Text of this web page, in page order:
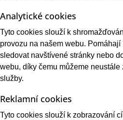
Analytické cookies
Tyto cookies slouží k
provozu na našem webu.
sledovat navštívené stránky nebo
webu, díky čemu můžeme neustále
služby.
Reklamní cookies
Tyto cookies slouží k zobrazování